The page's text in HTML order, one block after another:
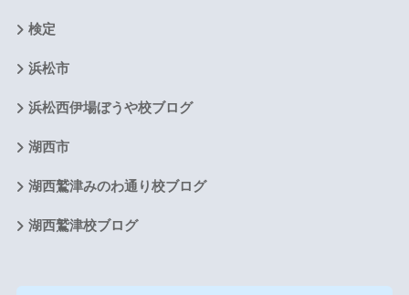
検定
浜松市
浜松西伊場ぼうや校ブログ
湖西市
湖西鷲津みのわ通り校ブログ
湖西鷲津校ブログ